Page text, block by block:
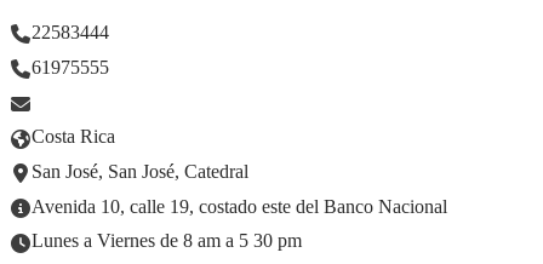
22583444
61975555
Costa Rica
San José, San José, Catedral
Avenida 10, calle 19, costado este del Banco Nacional
Lunes a Viernes de 8 am a 5 30 pm